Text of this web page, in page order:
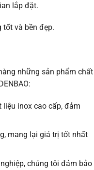
lắp đặt.
tốt và bền đẹp.
những sản phẩm chất
inox cao cấp, đảm
mang lại giá trị tốt nhất
chúng tôi đảm bảo